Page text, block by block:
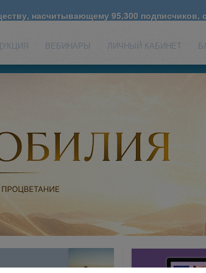
ВЕБИНАРЫ ЛИЧНЫЙ КАБИНЕТ
насчитывающему 95,300